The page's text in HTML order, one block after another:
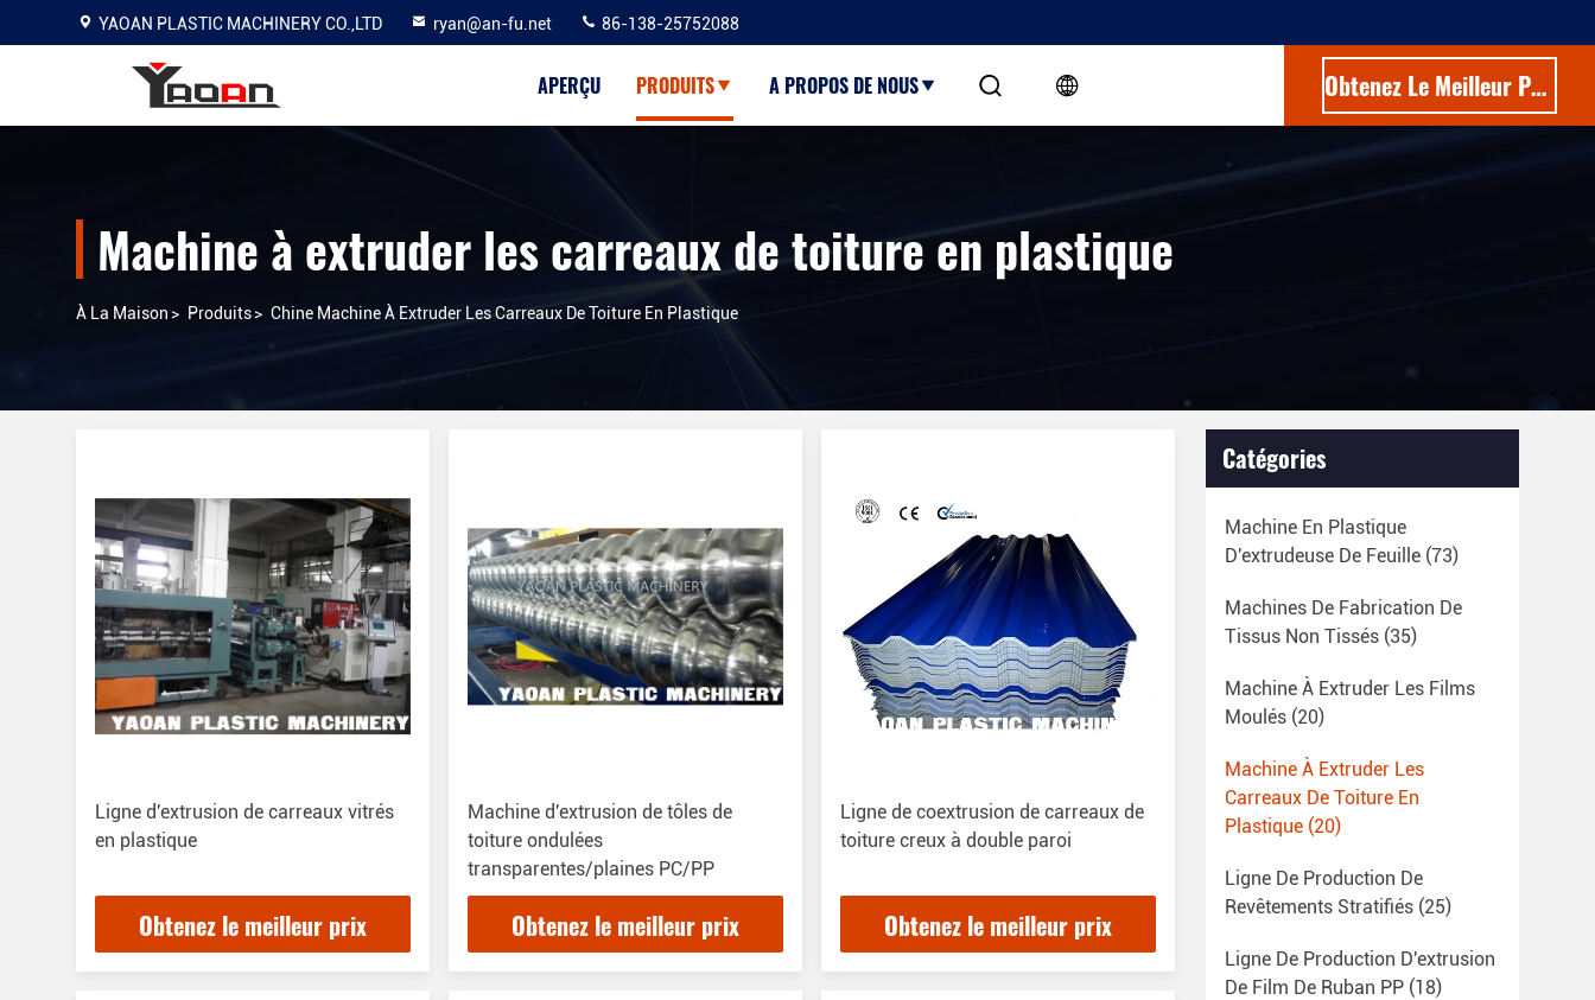
YAOAN PLASTIC MACHINERY CO.,LTD ryan@an-fu.net 86-138-25752088
APERÇU PRODUITS A PROPOS DE NOUS Obtenez Le Meilleur Prix
Machine à extruder les carreaux de toiture en plastique
À La Maison > Produits> Chine Machine À Extruder Les Carreaux De Toiture En Plastique
Ligne d'extrusion de carreaux vitrés
en plastique
Obtenez le meilleur prix
Machine d'extrusion de tôles de
toiture ondulées
transparentes/plaines PC/PP
Obtenez le meilleur prix
Ligne de coextrusion de carreaux de
toiture creux à double paroi
Obtenez le meilleur prix
Catégories
Machine En Plastique
D'extrudeuse De Feuille (73)
Machines De Fabrication De
Tissus Non Tissés (35)
Machine À Extruder Les Films
Moulés (20)
Machine À Extruder Les
Carreaux De Toiture En
Plastique (20)
Ligne De Production De
Revêtements Stratifiés (25)
Ligne De Production D'extrusion
De Film De Ruban PP (18)